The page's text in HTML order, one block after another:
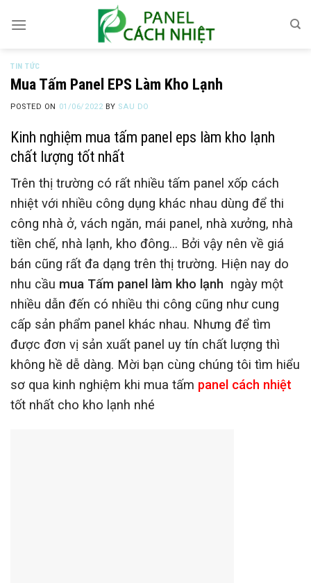
TIN TỨC
Mua Tấm Panel EPS Làm Kho Lạnh
POSTED ON 01/06/2022 BY SAU DO
Kinh nghiệm mua tấm panel eps làm kho lạnh
chất lượng tốt nhất
Trên thị trường có rất nhiều tấm panel xốp cách
nhiệt với nhiều công dụng khác nhau dùng để thi
công nhà ở, vách ngăn, mái panel, nhà xưởng, nhà
tiền chế, nhà lạnh, kho đông… Bởi vậy nên về giá
bán cũng rất đa dạng trên thị trường. Hiện nay do
nhu cầu mua Tấm panel làm kho lạnh ngày một
nhiều dẫn đến có nhiều thi công cũng như cung
cấp sản phẩm panel khác nhau. Nhưng để tìm
được đơn vị sản xuất panel uy tín chất lượng thì
không hề dễ dàng. Mời bạn cùng chúng tôi tìm hiểu
sơ qua kinh nghiệm khi mua tấm panel cách nhiệt
tốt nhất cho kho lạnh nhé